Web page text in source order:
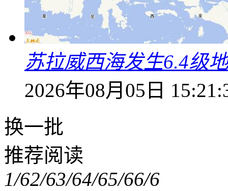
苏拉威西海发生6.4级
2026年08月05日
换一批
推荐阅读
1/62/63/64/65/66/6